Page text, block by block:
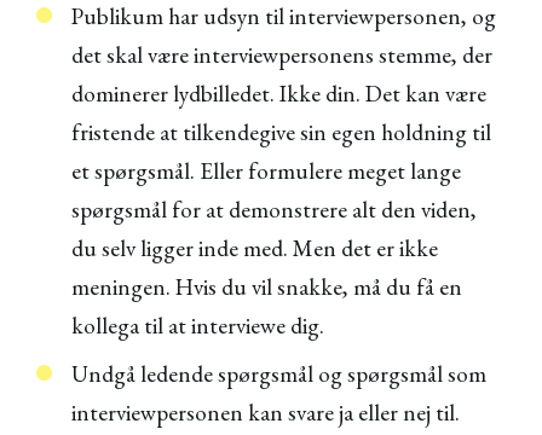
Publikum har udsyn til interviewpersonen, og
det skal være interviewpersonens stemme, der
dominerer lydbilledet. Ikke din. Det kan være
fristende at tilkendegive sin egen holdning til
et spørgsmål. Eller formulere meget lange
spørgsmål for at demonstrere alt den viden,
du selv ligger inde med. Men det er ikke
meningen. Hvis du vil snakke, må du få en
kollega til at interviewe dig.
Undgå ledende spørgsmål og spørgsmål som
interviewpersonen kan svare ja eller nej til.